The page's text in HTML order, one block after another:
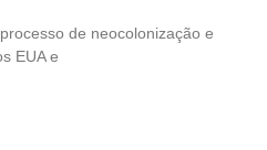
de neocolonização e
EUA e